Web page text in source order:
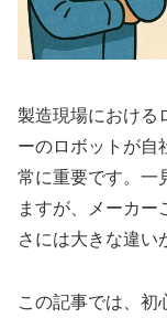
製造現場における
ーのロボットが自
常に重要です。一
ますが、メーカー
さには大きな違い
この記事では、初